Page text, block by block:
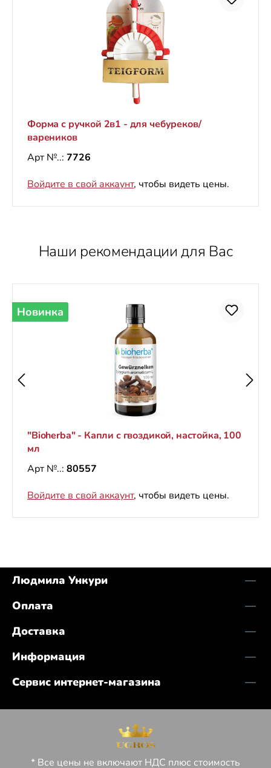
Форма с ручкой 2в1 - для чебуреков/
вареников
Арт №..: 7726
Войдите в свой аккаунт, чтобы видеть цены.
Пропустить галерею продуктов
Наши рекомендации для Вас
Новинка
"Bioherba" - Капли с гвоздикой, настойка, 100
мл
Арт №..: 80557
Войдите в свой аккаунт, чтобы видеть цены.
Людмила Ункури
Оплата
Доставка
Информация
Сервис интернет-магазина
* Все цены не включают НДС плюс стоимость